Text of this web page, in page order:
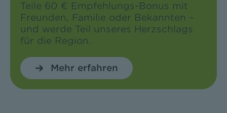
Teile 60 € Empfehlungs-Bonus mit
Freunden, Familie oder Bekannten –
und werde Teil unseres Herzschlags
für die Region.
Mehr erfahren